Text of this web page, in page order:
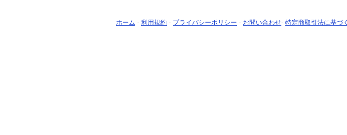
ホーム - 利用規約 - プライバシーポリシー - お問い合わせ- 特定商取引法に基づ